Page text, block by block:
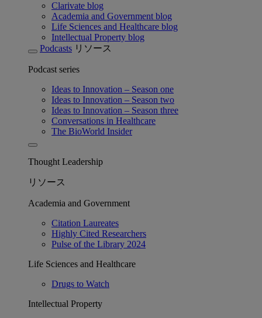
Clarivate blog
Academia and Government blog
Life Sciences and Healthcare blog
Intellectual Property blog
Podcasts リソース
Podcast series
Ideas to Innovation – Season one
Ideas to Innovation – Season two
Ideas to Innovation – Season three
Conversations in Healthcare
The BioWorld Insider
Thought Leadership
リソース
Academia and Government
Citation Laureates
Highly Cited Researchers
Pulse of the Library 2024
Life Sciences and Healthcare
Drugs to Watch
Intellectual Property